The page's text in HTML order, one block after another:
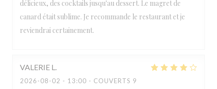
délicieux, des cocktails jusqu'au dessert. Le magret de
canard était sublime. Je recommande le restaurant et je
reviendrai certainement.
VALERIE L
2026-08-02 - 13:00 - COUVERTS 9